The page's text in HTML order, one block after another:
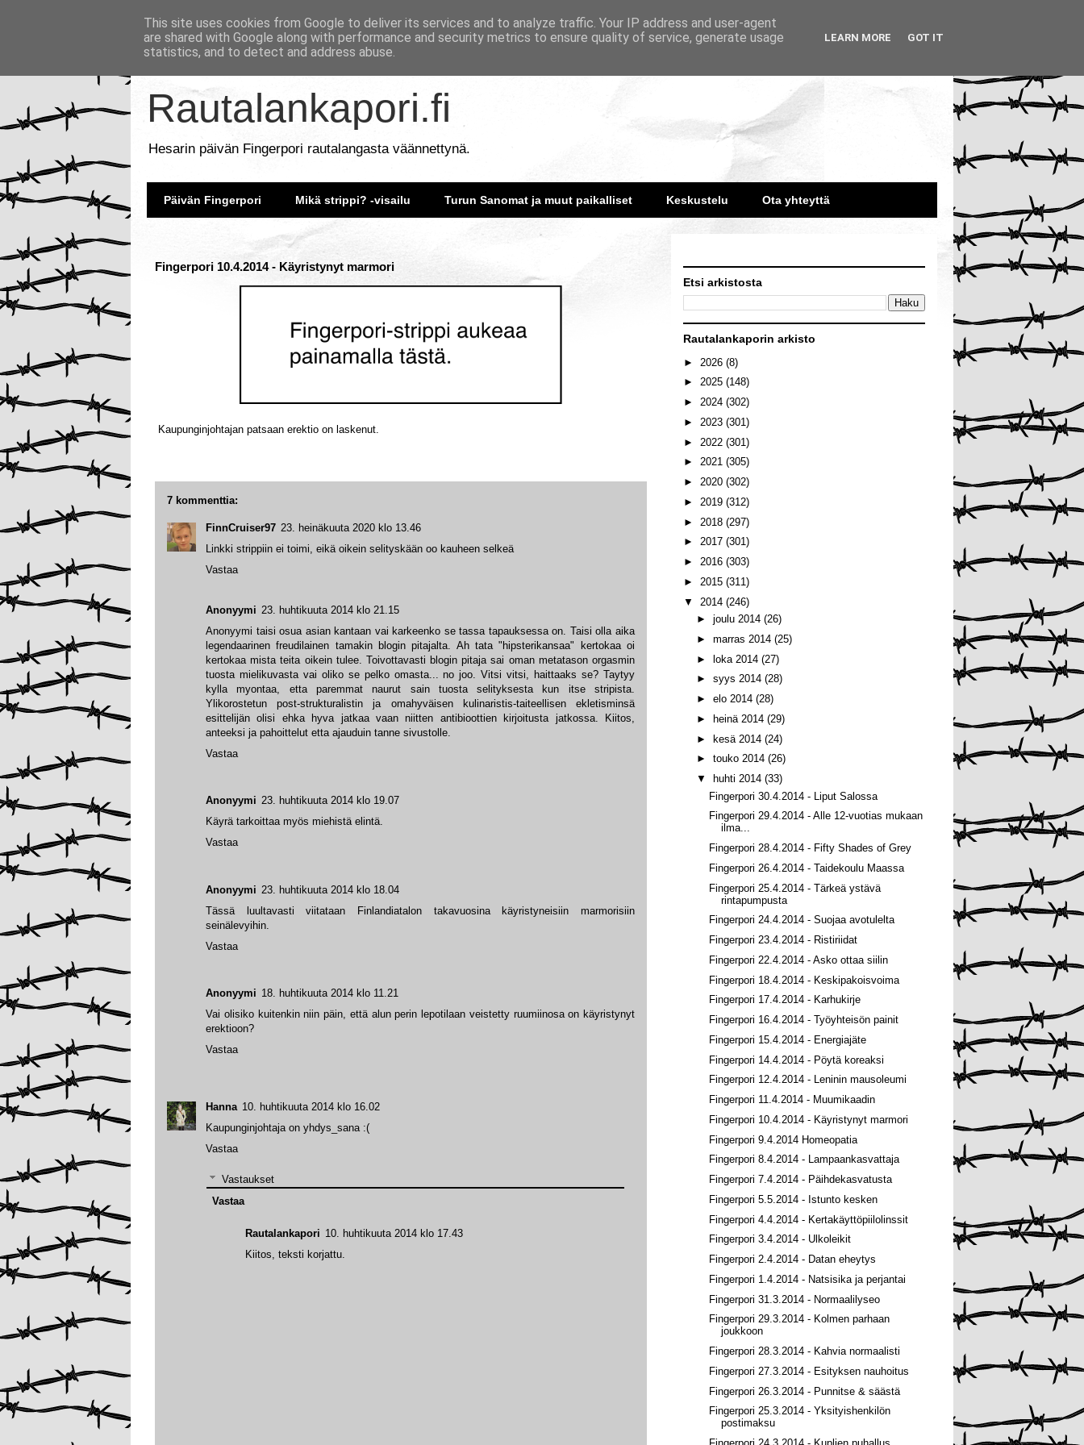
Rautalankapori.fi
Hesarin päivän Fingerpori rautalangasta väännettynä.
Päivän Fingerpori Mikä strippi? -visailu Turun Sanomat ja muut paikalliset Keskustelu Ota yhteyttä
Fingerpori 10.4.2014 - Käyristynyt marmori
Kaupunginjohtajan patsaan erektio on laskenut.
7 kommenttia:
Hanna 10. huhtikuuta 2014 klo 16.02
Kaupunginjohtaja on yhdys_sana :(
Vastaa
Vastaukset
Rautalankapori 10. huhtikuuta 2014 klo 17.43
Kiitos, teksti korjattu.
Vastaa
Anonyymi 18. huhtikuuta 2014 klo 11.21
Vai olisiko kuitenkin niin päin, että alun perin lepotilaan veistetty ruumiinosa on käyristynyt
erektioon?
Vastaa
Anonyymi 23. huhtikuuta 2014 klo 18.04
Tässä luultavasti viitataan Finlandiatalon takavuosina käyristyneisiin marmorisiin
seinälevyihin.
Vastaa
Anonyymi 23. huhtikuuta 2014 klo 19.07
Käyrä tarkoittaa myös miehistä elintä.
Vastaa
Anonyymi 23. huhtikuuta 2014 klo 21.15
Anonyymi taisi osua asian kantaan vai karkeenko se tassa tapauksessa on. Taisi olla aika
legendaarinen freudilainen tamakin blogin pitajalta. Ah tata "hipsterikansaa" kertokaa oi
kertokaa mista teita oikein tulee. Toivottavasti blogin pitaja sai oman metatason orgasmin
tuosta mielikuvasta vai oliko se pelko omasta... no joo. Vitsi vitsi, haittaaks se? Taytyy
kylla myontaa, etta paremmat naurut sain tuosta selityksesta kun itse stripista.
Ylikorostetun post-strukturalistin ja omahyväisen kulinaristis-taiteellisen ekletisminsä
esittelijän olisi ehka hyva jatkaa vaan niitten antibioottien kirjoitusta jatkossa. Kiitos,
anteeksi ja pahoittelut etta ajauduin tanne sivustolle.
Vastaa
FinnCruiser97 23. heinäkuuta 2020 klo 13.46
Linkki strippiin ei toimi, eikä oikein selityskään oo kauheen selkeä
Vastaa
Etsi arkistosta
Rautalankaporin arkisto
► 2026 (8)
► 2025 (148)
► 2024 (302)
► 2023 (301)
► 2022 (301)
► 2021 (305)
► 2020 (302)
► 2019 (312)
► 2018 (297)
► 2017 (301)
► 2016 (303)
► 2015 (311)
▼ 2014 (246)
► joulu 2014 (26)
► marras 2014 (25)
► loka 2014 (27)
► syys 2014 (28)
► elo 2014 (28)
►
heinä 2014 (29)
► kesä 2014 (24)
► touko 2014 (26)
▼
huhti 2014 (33)
Fingerpori 30.4.2014 - Liput Salossa
Fingerpori 29.4.2014 - Alle 12-vuotias mukaan
ilma...
Fingerpori 28.4.2014 - Fifty Shades of Grey
Fingerpori 26.4.2014 - Taidekoulu Maassa
Fingerpori 25.4.2014 - Tärkeä ystävä
rintapumpusta
Fingerpori 24.4.2014 - Suojaa avotulelta
Fingerpori 23.4.2014 - Ristiriidat
Fingerpori 22.4.2014 - Asko ottaa siilin
Fingerpori 18.4.2014 - Keskipakoisvoima
Fingerpori 17.4.2014 - Karhukirje
Fingerpori 16.4.2014 - Työyhteisön painit
Fingerpori 15.4.2014 - Energiajäte
Fingerpori 14.4.2014 - Pöytä koreaksi
Fingerpori 12.4.2014 - Leninin mausoleumi
Fingerpori 11.4.2014 - Muumikaadin
Fingerpori 10.4.2014 - Käyristynyt marmori
Fingerpori 9.4.2014 Homeopatia
Fingerpori 8.4.2014 - Lampaankasvattaja
Fingerpori 7.4.2014 - Päihdekasvatusta
Fingerpori 5.5.2014 - Istunto kesken
Fingerpori 4.4.2014 - Kertakäyttöpiilolinssit
Fingerpori 3.4.2014 - Ulkoleikit
Fingerpori 2.4.2014 - Datan eheytys
Fingerpori 1.4.2014 - Natsisika ja perjantai
Fingerpori 31.3.2014 - Normaalilyseo
Fingerpori 29.3.2014 - Kolmen parhaan
joukkoon
Fingerpori 28.3.2014 - Kahvia normaalisti
Fingerpori 27.3.2014 - Esityksen nauhoitus
Fingerpori 26.3.2014 - Punnitse & säästä
Fingerpori 25.3.2014 - Yksityishenkilön
postimaksu
This site uses cookies from Google to deliver its services and to analyze traffic. Your IP address and user-agent
are shared with Google along with performance and security metrics to ensure quality of service, generate usage
statistics, and to detect and address abuse.
LEARN MORE GOT IT